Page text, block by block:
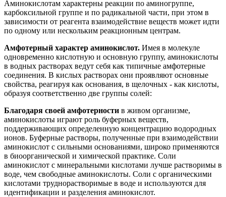
Аминокислотам характерны реакции по аминогруппе,
карбоксильной группе и по радикальной части, при этом в
зависимости от реагента взаимодействие веществ может идти
по одному или нескольким реакционным центрам.
Амфотерный характер аминокислот. Имея в молекуле
одновременно кислотную и основную группу, аминокислоты
в водных растворах ведут себя как типичные амфотерные
соединения. В кислых растворах они проявляют основные
свойства, реагируя как основания, в щелочных - как кислоты,
образуя соответственно две группы солей:
Благодаря своей амфотерности в живом организме,
аминокислоты играют роль буферных веществ,
поддерживающих определенную концентрацию водородных
ионов. Буферные растворы, полученные при взаимодействии
аминокислот с сильными основаниями, широко применяются
в биоорганической и химической практике. Соли
аминокислот с минеральными кислотами лучше растворимы в
воде, чем свободные аминокислоты. Соли с органическими
кислотами труднорастворимые в воде и используются для
идентификации и разделения аминокислот.